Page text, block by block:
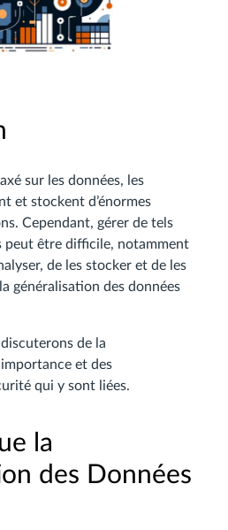
sur les données, les
et stockent d’énormes
Cependant, gérer de tels
peut être difficile, notamment
de les stocker et de les
généralisation des données
de la
et des
qui y sont liées.
la
des Données